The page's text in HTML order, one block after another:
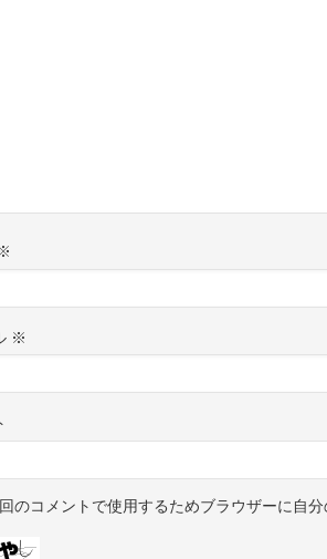
※
のコメントで使用するためブラウザーに自